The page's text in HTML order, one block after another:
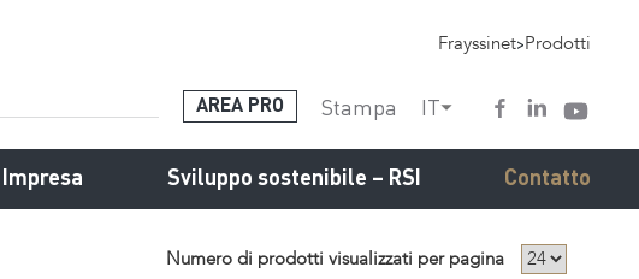
Frayssinet>Prodotti
AREA PRO Stampa IT
Impresa Sviluppo sostenibile – RSI Contatto
Numero di prodotti visualizzati per pagina